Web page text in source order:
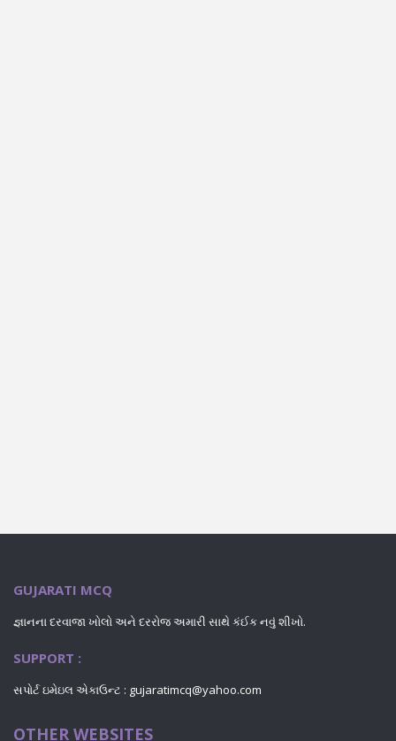
GUJARATI MCQ
જ્ઞાનના દરવાજા ખોલો અને દરરોજ અમારી સાથે કંઈક નવું શીખો.
SUPPORT :
સપોર્ટ ઇમેઇલ એકાઉન્ટ : gujaratimcq@yahoo.com
OTHER WEBSITES